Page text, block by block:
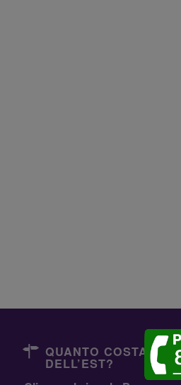
QUANTO COSTANO I
DELL’EST?